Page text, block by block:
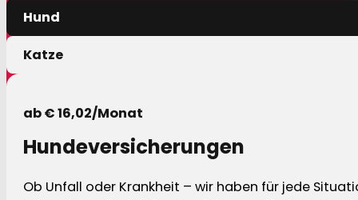
Hund
Katze
ab € 16,02/Monat
Hundeversicherungen
Ob Unfall oder Krankheit – wir haben für jede